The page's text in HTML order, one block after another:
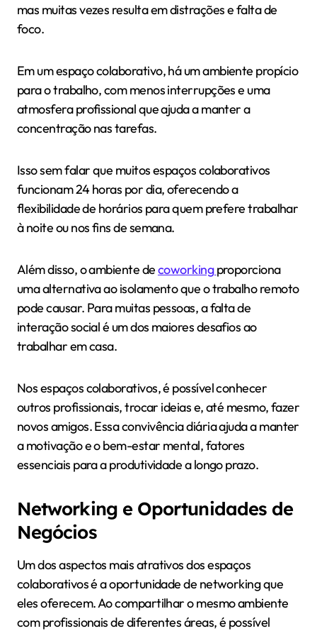
mas muitas vezes resulta em distrações e falta de
foco.
Em um espaço colaborativo, há um ambiente propício
para o trabalho, com menos interrupções e uma
atmosfera profissional que ajuda a manter a
concentração nas tarefas.
Isso sem falar que muitos espaços colaborativos
funcionam 24 horas por dia, oferecendo a
flexibilidade de horários para quem prefere trabalhar
à noite ou nos fins de semana.
Além disso, o ambiente decoworkingproporciona
uma alternativa ao isolamento que o trabalho remoto
pode causar. Para muitas pessoas, a falta de
interação social é um dos maiores desafios ao
trabalhar em casa.
Nos espaços colaborativos, é possível conhecer
outros profissionais, trocar ideias e, até mesmo, fazer
novos amigos. Essa convivência diária ajuda a manter
a motivação e o bem-estar mental, fatores
essenciais para a produtividade a longo prazo.
Networking e Oportunidades de
Negócios
Um dos aspectos mais atrativos dos espaços
colaborativos é a oportunidade de networking que
eles oferecem. Ao compartilhar o mesmo ambiente
com profissionais de diferentes áreas, é possível